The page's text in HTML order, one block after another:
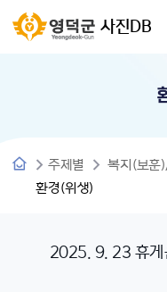
사진DB
주제별
복지(보훈
환경(위생)
2025. 9. 23 휴게